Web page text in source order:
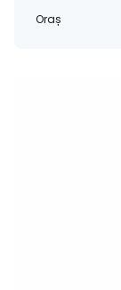
Oraș